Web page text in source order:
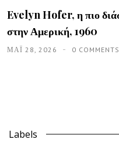
Evelyn Hofer, η πιο
στην Αμερική, 1960
ΜΑΪ́ 28, 2026 0 COMMENTS
Labels